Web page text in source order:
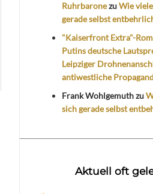
RuhrbaronezuWie
gerade selbst
"Kaiserfront Extra"-
Putins deutsche
Leipziger
antiwestliche
Frank Wohlgemuthzu
sich gerade selbst
Aktuell oft